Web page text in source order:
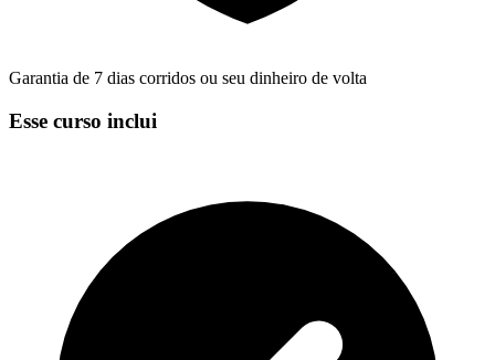
Garantia de 7 dias corridos ou seu dinheiro de volta
Esse curso inclui